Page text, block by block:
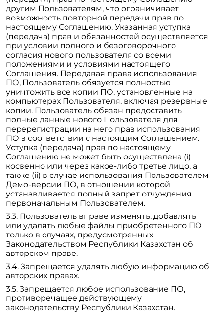
другим Пользователям, что ограничивает
возможность повторной передачи прав по
настоящему Соглашению. Указанная уступка
(передача) прав и обязанностей осуществляется
при условии полного и безоговорочного
согласия нового пользователя со всеми
положениями и условиями настоящего
Соглашения. Передавая права использования
ПО, Пользователь обязуется полностью
уничтожить все копии ПО, установленные на
компьютерах Пользователя, включая резервные
копии. Пользователь обязан предоставить
полные данные нового Пользователя для
перерегистрации на него прав использования
ПО в соответствии с настоящим Соглашением.
Уступка (передача) прав по настоящему
Соглашению не может быть осуществлена (i)
косвенно или через какое-либо третье лицо, а
также (ii) в случае использования Пользователем
Демо-версии ПО, в отношении которой
устанавливается полный запрет отчуждения
первоначальным Пользователем.
Пользователь вправе изменять, добавлять
или удалять любые файлы приобретенного ПО
только в случаях, предусмотренных
Законодательством Республики Казахстан об
авторском праве.
Запрещается удалять любую информацию об
авторских правах.
Запрещается любое использование ПО,
противоречащее действующему
законодательству Республики Казахстан.